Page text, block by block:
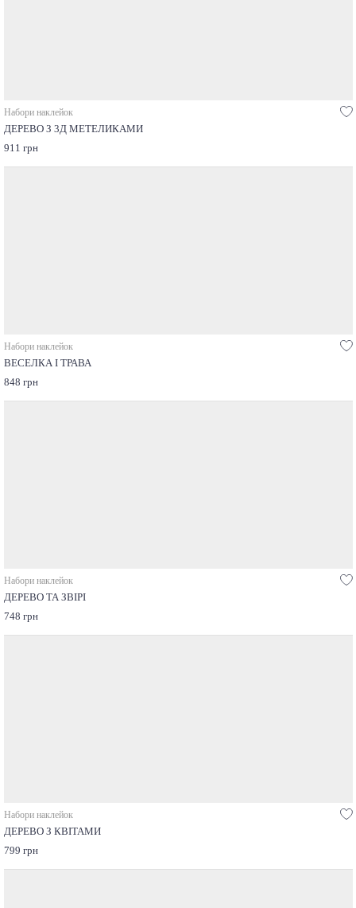
Набори наклейок
ДЕРЕВО З 3Д МЕТЕЛИКАМИ
911 грн
Набори наклейок
ВЕСЕЛКА І ТРАВА
848 грн
Набори наклейок
ДЕРЕВО ТА ЗВІРІ
748 грн
Набори наклейок
ДЕРЕВО З КВІТАМИ
799 грн